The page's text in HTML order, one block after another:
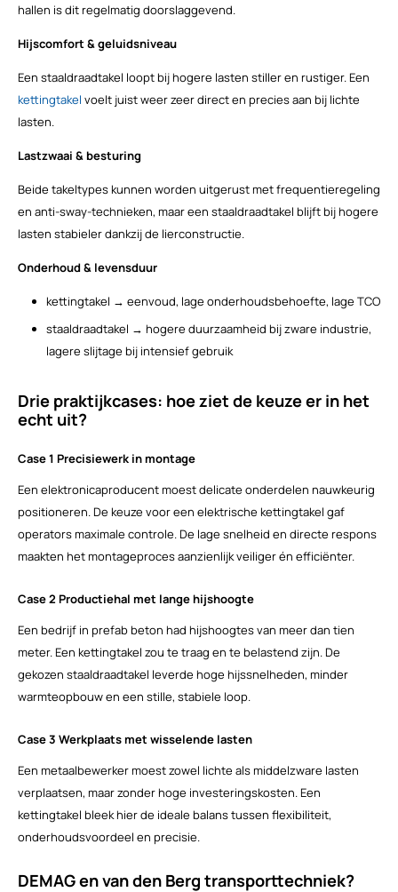
hallen is dit regelmatig doorslaggevend.
Hijscomfort & geluidsniveau
Een staaldraadtakel loopt bij hogere lasten stiller en rustiger. Een
kettingtakel voelt juist weer zeer direct en precies aan bij lichte
lasten.
Lastzwaai & besturing
Beide takeltypes kunnen worden uitgerust met frequentieregeling
en anti-sway-technieken, maar een staaldraadtakel blijft bij hogere
lasten stabieler dankzij de lierconstructie.
Onderhoud & levensduur
kettingtakel → eenvoud, lage onderhoudsbehoefte, lage TCO
staaldraadtakel → hogere duurzaamheid bij zware industrie,
lagere slijtage bij intensief gebruik
Drie praktijkcases: hoe ziet de keuze er in het
echt uit?
Case 1 Precisiewerk in montage
Een elektronicaproducent moest delicate onderdelen nauwkeurig
positioneren. De keuze voor een elektrische kettingtakel gaf
operators maximale controle. De lage snelheid en directe respons
maakten het montageproces aanzienlijk veiliger én efficiënter.
Case 2 Productiehal met lange hijshoogte
Een bedrijf in prefab beton had hijshoogtes van meer dan tien
meter. Een kettingtakel zou te traag en te belastend zijn. De
gekozen staaldraadtakel leverde hoge hijssnelheden, minder
warmteopbouw en een stille, stabiele loop.
Case 3 Werkplaats met wisselende lasten
Een metaalbewerker moest zowel lichte als middelzware lasten
verplaatsen, maar zonder hoge investeringskosten. Een
kettingtakel bleek hier de ideale balans tussen flexibiliteit,
onderhoudsvoordeel en precisie.
DEMAG en van den Berg transporttechniek?